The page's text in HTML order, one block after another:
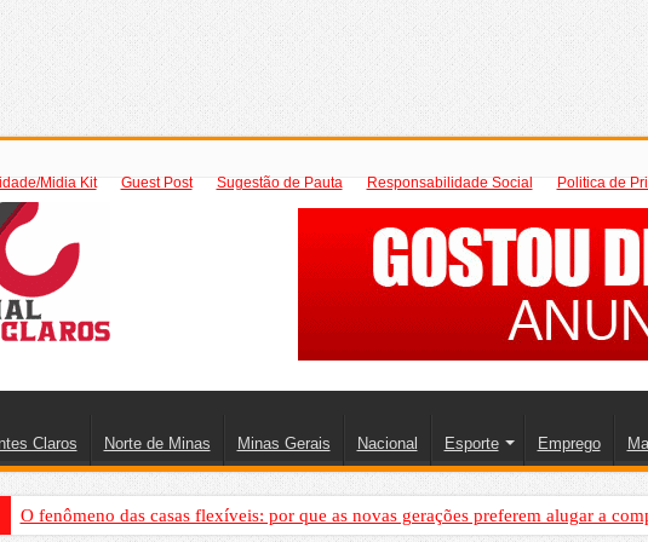
Midia Kit Guest Post Sugestão de Pauta Responsabilidade Social Politica de
Claros Norte de Minas Minas Gerais Nacional Esporte Emprego
O fenômeno das casas flexíveis: por que as novas gerações preferem alugar a